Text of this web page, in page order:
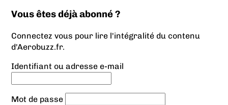
Vous êtes déjà abonné ?
Connectez vous pour lire l'intégralité du contenu
d'Aerobuzz.fr.
Identifiant ou adresse e-mail
Mot de passe